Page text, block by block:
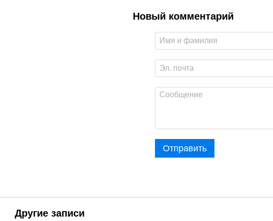
Новый комментарий
Отправить
Другие записи